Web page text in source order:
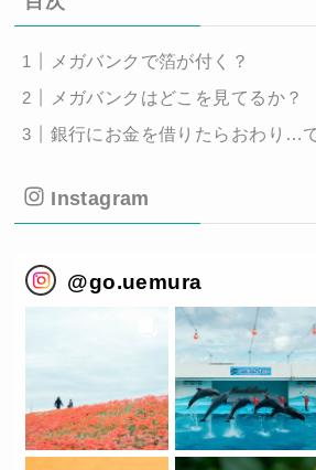
メガバンクで箔が付く？
メガバンクはどこを見てるか？
銀行にお金を借りたらおわり…
Instagram
@go.uemura